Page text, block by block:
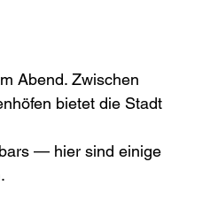
Abend. Zwischen
bietet die Stadt
— hier sind einige